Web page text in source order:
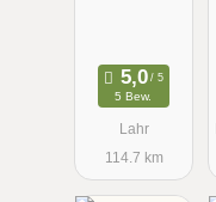
5 Bew.
Lahr
114.7 km